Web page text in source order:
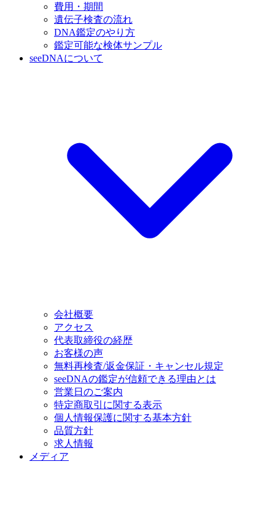
費用・期間
遺伝子検査の流れ
DNA鑑定のやり方
鑑定可能な検体サンプル
seeDNAについて
会社概要
アクセス
代表取締役の経歴
お客様の声
無料再検査/返金保証・キャンセル規定
seeDNAの鑑定が信頼できる理由とは
営業日のご案内
特定商取引に関する表示
個人情報保護に関する基本方針
品質方針
求人情報
メディア